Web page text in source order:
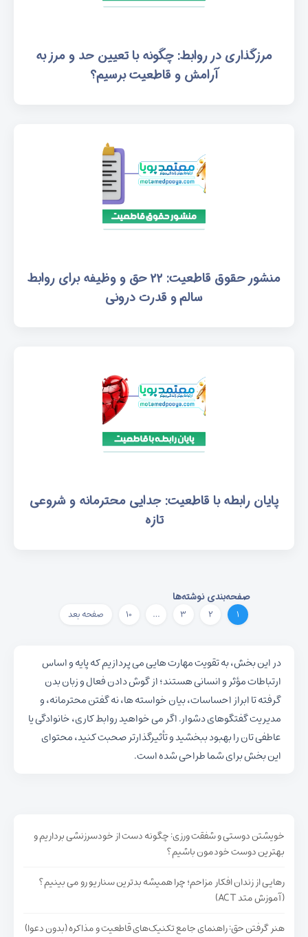
مرزگذاری در روابط: چگونه با تعیین حد و مرز به
آرامش و قاطعیت برسیم؟
منشور حقوق قاطعیت: ۲۲ حق و وظیفه برای روابط
سالم و قدرت درونی
پایان رابطه با قاطعیت: جدایی محترمانه و شروعی
تازه
در این بخش، به تقویت مهارت هایی می پردازیم که پایه و اساس
ارتباطات مؤثر و انسانی هستند؛ از گوش دادن فعال و زبان بدن
گرفته تا ابراز احساسات، بیان خواسته ها، نه گفتن محترمانه، و
مدیریت گفتگوهای دشوار. اگر می خواهید روابط کاری، خانوادگی یا
عاطفی تان را بهبود ببخشید و تأثیرگذارتر صحبت کنید، محتوای
این بخش برای شما طراحی شده است.
خویشتن دوستی و شفقت ورزی: چگونه دست از خودسرزنشی برداریم و
بهترین دوست خودمون باشیم؟
رهایی از زندان افکار مزاحم؛ چرا همیشه بدترین سناریو رو می بینیم؟
(آموزش متد ACT)
هنر گرفتن حق: راهنمای جامع تکنیک‌های قاطعیت و مذاکره (بدون دعوا)